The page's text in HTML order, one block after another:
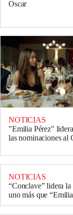
Oscar
NOTICIAS
"Emilia Pérez"
las nominaciones al
NOTICIAS
“Conclave” lidera
uno más que